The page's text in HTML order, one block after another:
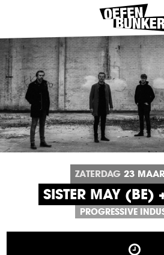
ZATERDAG 23
SISTER MAY (BE)
PROGRESSIVE